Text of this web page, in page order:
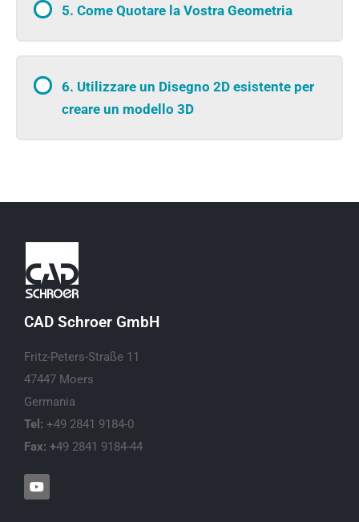
5. Come Quotare la Vostra Geometria
6. Utilizzare un Disegno 2D esistente per
creare un modello 3D
CAD Schroer GmbH
Fritz-Peters-Straße 11
47447 Moers
Germania
Tel: +49 2841 9184-0
Fax: +49 2841 9184-44
Y
o
u